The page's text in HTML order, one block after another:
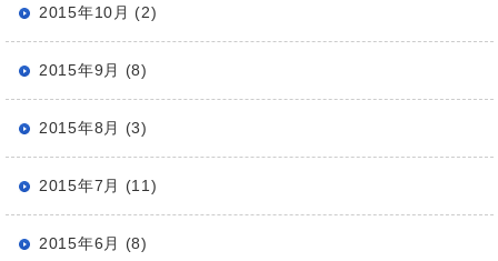
2015年10月 (2)
2015年9月 (8)
2015年8月 (3)
2015年7月 (11)
2015年6月 (8)